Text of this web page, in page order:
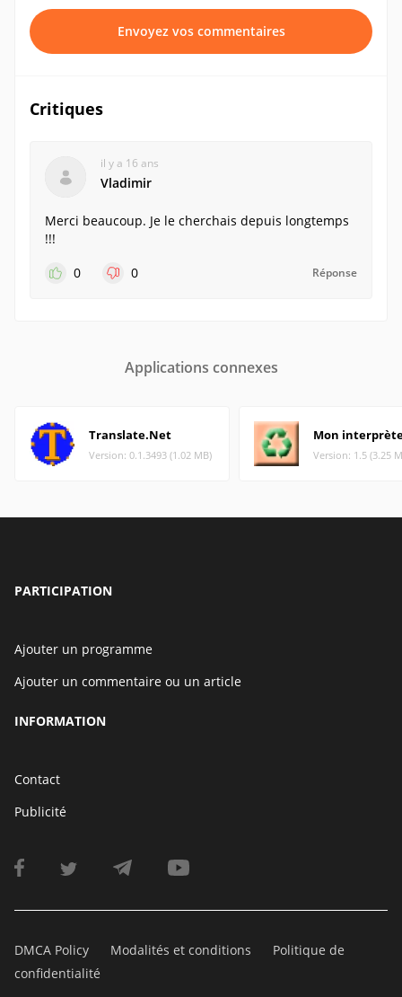
Envoyez vos commentaires
Critiques
il y a 16 ans
Vladimir
Merci beaucoup. Je le cherchais depuis longtemps
!!!
0
0 Réponse
Applications connexes
Translate.Net
Version: 0.1.3493 (1.02 MB)
Mon
Version: 1.5 (3.25
PARTICIPATION
Ajouter un programme
Ajouter un commentaire ou un article
INFORMATION
Contact
Publicité
DMCA Policy Modalités et conditions
Politique de
confidentialité